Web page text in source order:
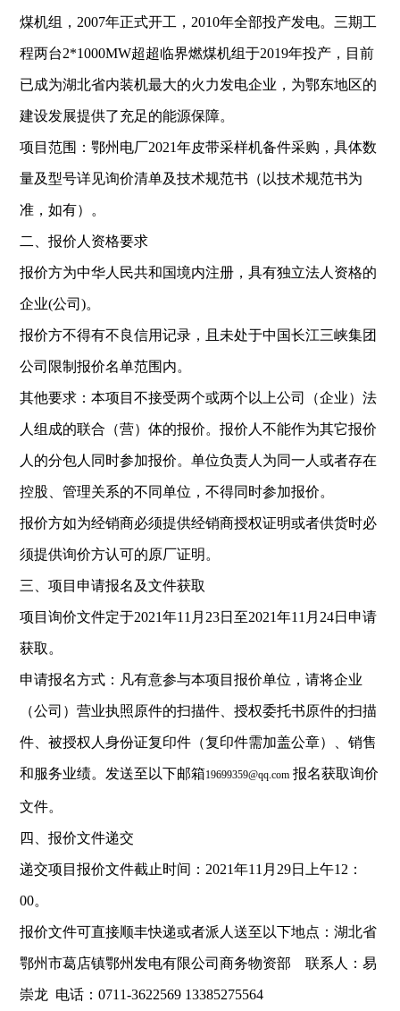
煤机组，2007年正式开工，2010年全部投产发电。三期工
程两台2*1000MW超超临界燃煤机组于2019年投产，目前
已成为湖北省内装机最大的火力发电企业，为鄂东地区的
建设发展提供了充足的能源保障。
项目范围：鄂州电厂2021年皮带采样机备件采购，具体数
量及型号详见询价清单及技术规范书（以技术规范书为
准，如有）。
二、报价人资格要求
报价方为中华人民共和国境内注册，具有独立法人资格的
企业(公司)。
报价方不得有不良信用记录，且未处于中国长江三峡集团
公司限制报价名单范围内。
其他要求：本项目不接受两个或两个以上公司（企业）法
人组成的联合（营）体的报价。报价人不能作为其它报价
人的分包人同时参加报价。单位负责人为同一人或者存在
控股、管理关系的不同单位，不得同时参加报价。
报价方如为经销商必须提供经销商授权证明或者供货时必
须提供询价方认可的原厂证明。
三、项目申请报名及文件获取
项目询价文件定于2021年11月23日至2021年11月24日申请
获取。
申请报名方式：凡有意参与本项目报价单位，请将企业
（公司）营业执照原件的扫描件、授权委托书原件的扫描
件、被授权人身份证复印件（复印件需加盖公章）、销售
和服务业绩。发送至以下邮箱19699359@qq.com报名获取询价
文件。
四、报价文件递交
递交项目报价文件截止时间：2021年11月29日上午12：
00。
报价文件可直接顺丰快递或者派人送至以下地点：湖北省
鄂州市葛店镇鄂州发电有限公司商务物资部 联系人：易
崇龙 电话：0711-3622569 13385275564